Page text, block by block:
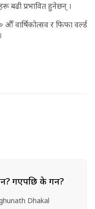
बढी प्रभावित हुनेछन् ।
वार्षिकोत्सव र फिफा वर्ल्ड
गएपछि के गर्ने?
Dhakal